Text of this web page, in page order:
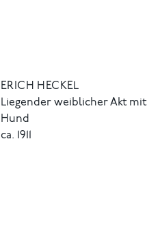
ERICH HECKEL
Liegender weiblicher Akt mit
Hund
ca. 1911